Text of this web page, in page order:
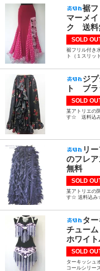
裾
マーメ
ク 送料
SOLD
裾フリル付き
ト（１スリ
ジ
ト ブ
SOLD
某アトリエの
す☆ 送料込
リ
のフレ
無料
SOLD
某アトリエの
す☆ 送料込
タ
チュー
ホワイ
SOLD
ターキッシュ
コールシリ